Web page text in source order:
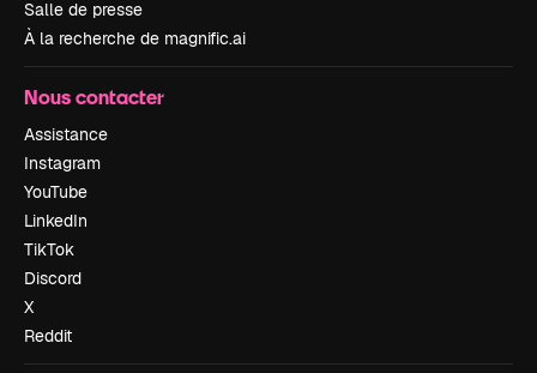
Salle de presse
À la recherche de magnific.ai
Nous contacter
Assistance
Instagram
YouTube
LinkedIn
TikTok
Discord
X
Reddit